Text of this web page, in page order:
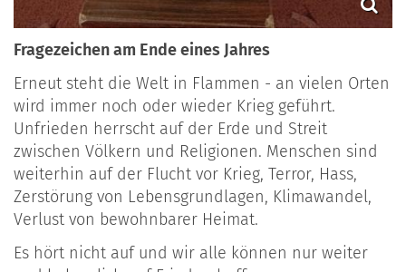
Fragezeichen am Ende eines Jahres
Erneut steht die Welt in Flammen - an vielen Orten
wird immer noch oder wieder Krieg geführt.
Unfrieden herrscht auf der Erde und Streit
zwischen Völkern und Religionen. Menschen sind
weiterhin auf der Flucht vor Krieg, Terror, Hass,
Zerstörung von Lebensgrundlagen, Klimawandel,
Verlust von bewohnbarer Heimat.
Es hört nicht auf und wir alle können nur weiter